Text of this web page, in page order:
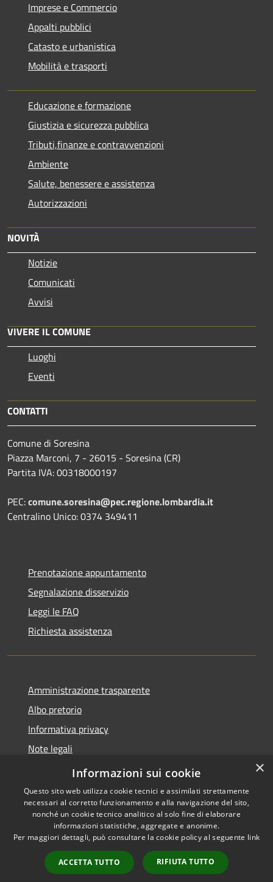
Imprese e Commercio
Appalti pubblici
Catasto e urbanistica
Mobilità e trasporti
Educazione e formazione
Giustizia e sicurezza pubblica
Tributi,finanze e contravvenzioni
Ambiente
Salute, benessere e assistenza
Autorizzazioni
NOVITÀ
Notizie
Comunicati
Avvisi
VIVERE IL COMUNE
Luoghi
Eventi
CONTATTI
Comune di Soresina
Piazza Marconi, 7 - 26015 - Soresina (CR)
Partita IVA: 00318000197
PEC:comune.soresina@pec.regione.lombardia.it
Centralino Unico: 0374 349411
Prenotazione appuntamento
Segnalazione disservizio
Leggi le FAQ
Richiesta assistenza
Amministrazione trasparente
Albo pretorio
Informativa privacy
Note legali
Dichiarazione di accessibilità
Accessibilità
Copyright © 2026 • Comune di
Soresina • Powered by
Municipium•
Accesso
redazione
×
Informazioni sui cookie
Questo sito web utilizza cookie tecnici e assimilati strettamente
necessari al corretto funzionamento e alla navigazione del sito,
nonché un cookie tecnico analitico al solo fine di elaborare
informazioni statistiche, aggregate e anonime.
Per maggiori dettagli, può consultare la cookie policy al seguente link
ACCETTA TUTTO RIFIUTA TUTTO